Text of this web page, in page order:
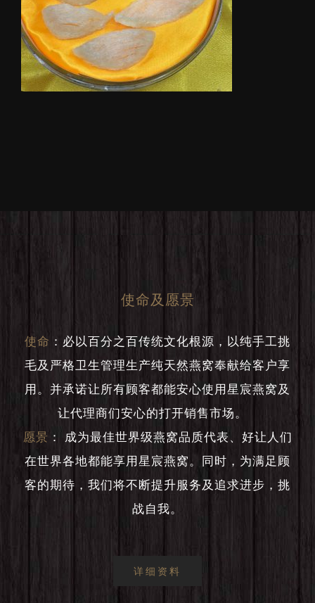
使命及愿景
使命 ： 必以百分之百传统文化根源，以纯手工挑
毛及严格卫生管理生产纯天然燕窝奉献给客户享
用。并承诺让所有顾客都能安心使用星宸燕窝及
让代理商们安心的打开销售市场。
愿景 ：
成为最佳世界级燕窝品质代表、好让人们
在世界各地都能享用星宸燕窝。同时，为满足顾
客的期待，我们将不断提升服务及追求进步，挑
战自我。
详细资料